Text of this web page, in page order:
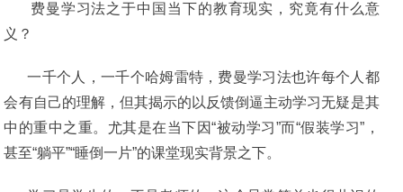
费曼学习法之于中国当下的教育现实，究竟有什么意
义？
一千个人，一千个哈姆雷特，费曼学习法也许每个人都
会有自己的理解，但其揭示的以反馈倒逼主动学习无疑是其
中的重中之重。尤其是在当下因“被动学习”而“假装学习”，
甚至“躺平”“睡倒一片”的课堂现实背景之下。